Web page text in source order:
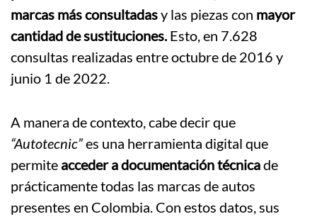
marcas más consultadasy las piezas con mayor
cantidad de sustituciones.Esto, en 7.628
consultas realizadas entre octubre de 2016 y
junio 1 de 2022.
A manera de contexto, cabe decir que
“Autotecnic”es una herramienta digital que
permite acceder a documentación técnicade
prácticamente todas las marcas de autos
presentes en Colombia. Con estos datos, sus